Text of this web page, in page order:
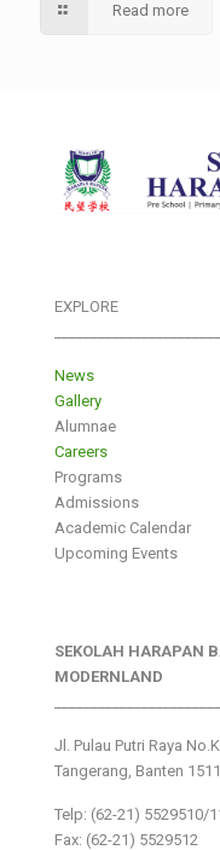
Read more
EXPLORE
News
Gallery
Alumnae
Careers
Programs
Admissions
Academic Calendar
Upcoming Events
SEKOLAH HARAPAN
MODERNLAND
Jl. Pulau Putri Raya
Tangerang, Banten
Telp: (62-21) 5529510/
Fax: (62-21) 5529512